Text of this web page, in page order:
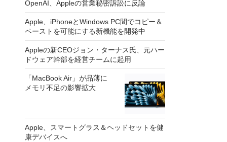
OpenAI、Appleの営業秘密訴訟に反論
Apple、iPhoneとWindows PC間でコピー＆
ペーストを可能にする新機能を開発中
Appleの新CEOジョン・ターナス氏、元ハー
ドウェア幹部を経営チームに起用
「MacBook Air」が品薄に
メモリ不足の影響拡大
Apple、スマートグラス＆ヘッドセットを健
康デバイスへ